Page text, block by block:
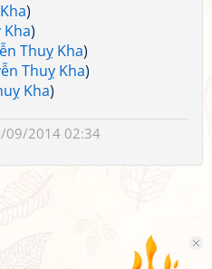
)
)
Thuỵ Kha)
Thuỵ Kha)
Kha)
09/2014 02:34